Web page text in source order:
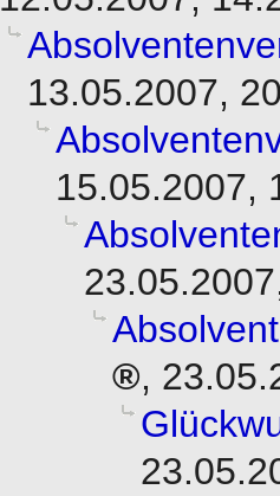
13.05.2007,
15.05.2007,
,